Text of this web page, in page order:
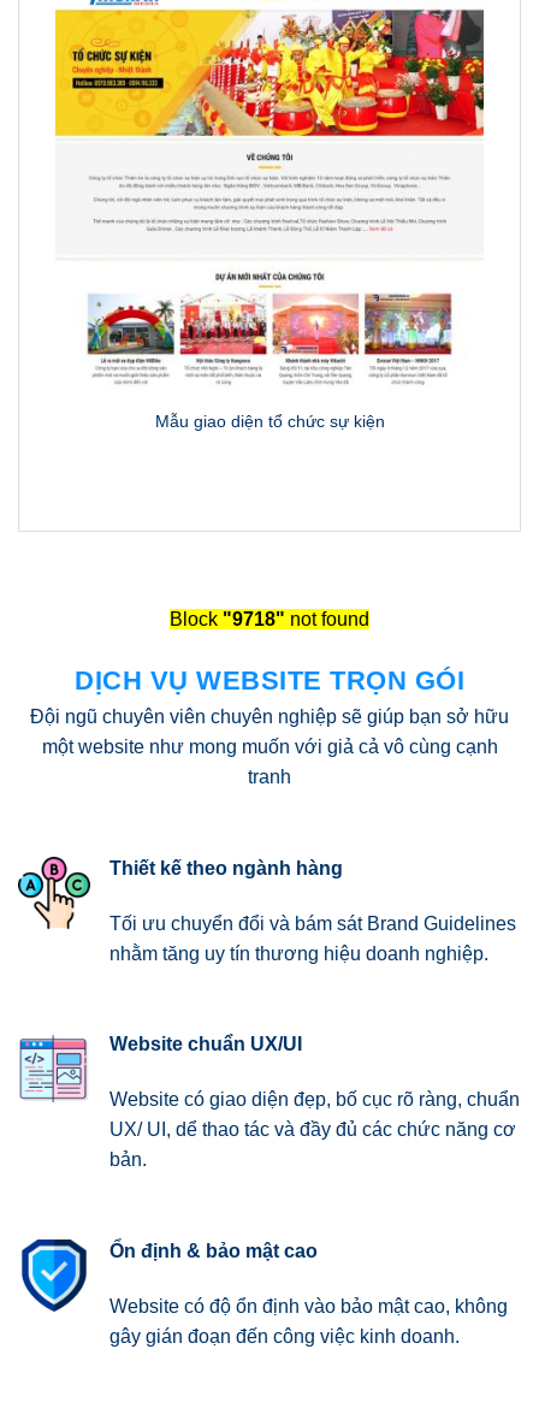
Mẫu giao diện tổ chức sự kiện
Block "9718" not found
DỊCH VỤ WEBSITE TRỌN GÓI
Đội ngũ chuyên viên chuyên nghiệp sẽ giúp bạn sở hữu
một website như mong muốn với giả cả vô cùng cạnh
tranh
Thiết kế theo ngành hàng
Tối ưu chuyển đổi và bám sát Brand Guidelines
nhằm tăng uy tín thương hiệu doanh nghiệp.
Website chuẩn UX/UI
Website có giao diện đẹp, bố cục rõ ràng, chuẩn
UX/ UI, dể thao tác và đầy đủ các chức năng cơ
bản.
Ổn định & bảo mật cao
Website có độ ổn định vào bảo mật cao, không
gây gián đoạn đến công việc kinh doanh.